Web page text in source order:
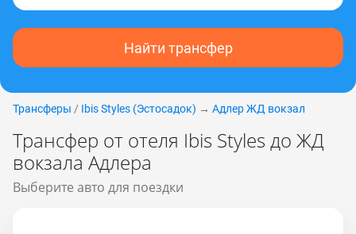
Найти трансфер
Трансферы / Ibis Styles (Эcтocaдoк) → Адлер ЖД вокзал
Трансфер от отеля Ibis Styles до ЖД
вокзала Адлера
Выберите авто для поездки